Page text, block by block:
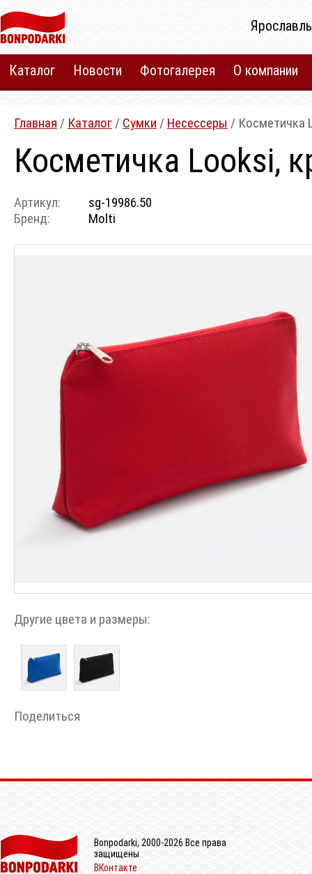
Каталог Новости Фотогалерея О компании
Главная / Каталог / Сумки / Несессеры / Косметичка
Косметичка Looksi,
Артикул:
Бренд:
sg-19986.50
Molti
Другие цвета и размеры:
Поделиться
Bonpodarki, 2000-2026 Все права
защищены
ВКонтакте